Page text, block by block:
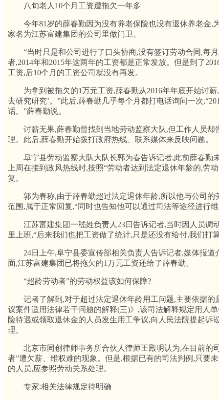
八旬老人10个月工资遭拖欠一年多
今年81岁的薛春勤因为没有养老保险也没有退休养老金,
家名为江苏富建集团的公司里做门卫。
“当时只是和公司进行了口头协商,没有签订劳动合同,每月
者,2014年和2015年这两年的工资都是正常发放。但是到了
工资,后10个月的工资公司就没有再发。
为拿到被拖欠的1万元工资,薛春勤从2016年年底开始讨薪
去研究研究’。”此后,薛春勤几乎每个月都打电话询问一次
话。”薛春勤说。
讨薪无果,薛春勤曾找到当地劳动监察大队,但工作人员却
理。此后,薛春勤开始拨打政府热线、联系媒体来反映问题。
阜宁县劳动监察大队大队长郭为春告诉记者,此前薛春勤
上周在接到政风热线时,按照“劳动者达到法定退休年龄的,劳
复。
郭为春称,由于薛春勤超过法定退休年龄,所以他与公司的
范围,属于正常回复,“同时也告知他可以通过司法等途径进行
江苏富建集团一嵇姓负责人23日告诉记者,当时因人员调
里上班,“后来我们也把工资做了统计,只是还没有给付,我们打
24日上午,阜宁县委宣传部相关负责人告诉记者,媒体报道
面,江苏富建集团已将拖欠的1万元工资还给了薛春勤。
“超龄劳动者”的劳动权益该如何保障?
记者了解到,对于超过法定退休年龄用工问题,主要依据的
议案件适用法律若干问题的解释(三)》,该司法解释规定用人
险待遇或领取退休金的人员发生用工争议,向人民法院提起诉
理。
北京市同创律师事务所合伙人律师王殿明认为,在目前的
者”遭欠薪、维权难的现象。但是,根据已有的司法判例,只要
的人员,应参照劳动关系处理。
专家:相关法律规定待明确